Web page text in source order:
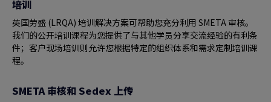
培训
英国劳盛 (LRQA) 培训解决方案可帮助您充分利用 SMETA 审核。
我们的公开培训课程为您提供了与其他学员分享交流经验的有利条
件；客户现场培训则允许您根据特定的组织体系和需求定制培训课
程。
SMETA 审核和 Sedex 上传